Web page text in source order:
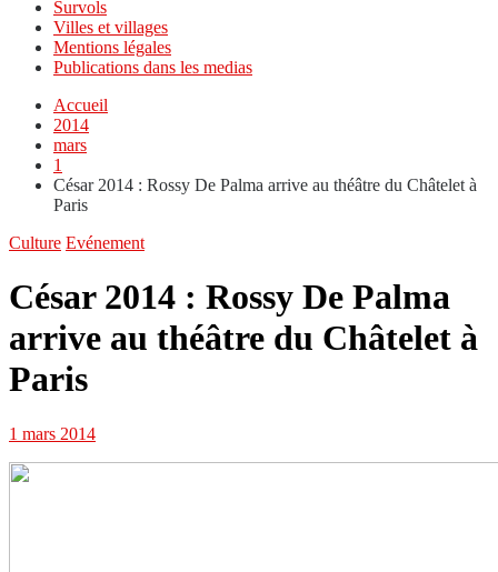
Survols
Villes et villages
Mentions légales
Publications dans les medias
Accueil
2014
mars
1
César 2014 : Rossy De Palma arrive au théâtre du Châtelet à
Paris
Culture Evénement
César 2014 : Rossy De Palma
arrive au théâtre du Châtelet à
Paris
1 mars 2014